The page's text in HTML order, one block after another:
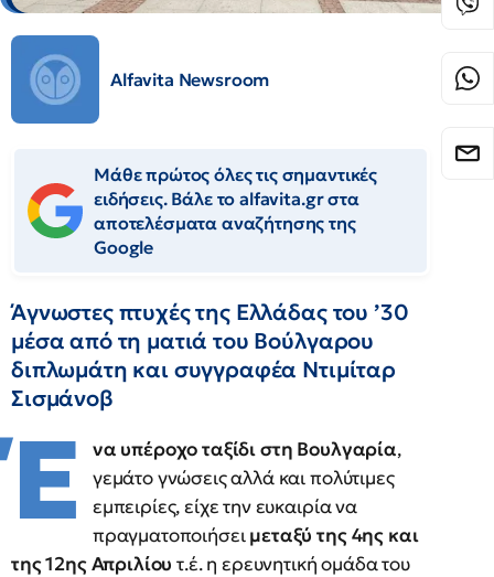
Alfavita Newsroom
Μάθε πρώτος όλες τις σημαντικές
ειδήσεις. Βάλε το alfavita.gr στα
αποτελέσματα αναζήτησης της
Google
Άγνωστες πτυχές της Ελλάδας του ’30
μέσα από τη ματιά του Βούλγαρου
διπλωμάτη και συγγραφέα Ντιμίταρ
Σισμάνοβ
Έ να υπέροχο ταξίδι στη Βουλγαρία,
γεμάτο γνώσεις αλλά και πολύτιμες
εμπειρίες, είχε την ευκαιρία να
πραγματοποιήσειμεταξύ της 4ης και
της 12ης Απριλίου τ.έ. η ερευνητική ομάδα του